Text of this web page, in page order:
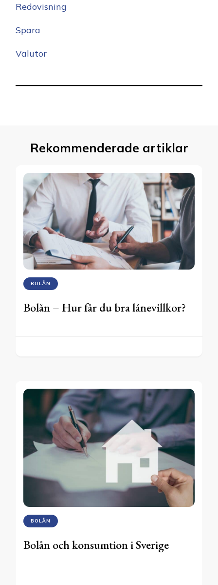
Redovisning
Spara
Valutor
Rekommenderade artiklar
BOLÅN
Bolån – Hur får du bra lånevillkor?
BOLÅN
Bolån och konsumtion i Sverige